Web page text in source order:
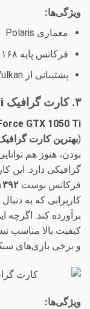
ویژگی‌ها:
معماری Polaris
فرکانس پایه ۱۱۶۸ مگاهرتز
پشتیبانی از Vulkan و FreeSync
۳. کارت گرافیک Nvidia GeForce GTX 1050 Ti
GTX 1050 Ti
(بهترین کارت
بودن، هنوز هم
گرافیکی دارد. این
فرکانس بوست ۱۳۹۲
کاربرانی که به
برآورده کند. اگرچه
کیفیت بالا مناسب
و برخی بازی‌های
ویژگی‌ها: